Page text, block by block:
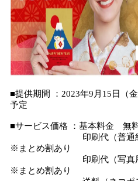
■提供期間 ：2023年9月15日（
予定
■サービス価格 ：基本料金 無
印刷代（普通紙）
※まとめ割あり
印刷代（写真用紙）
※まとめ割あり